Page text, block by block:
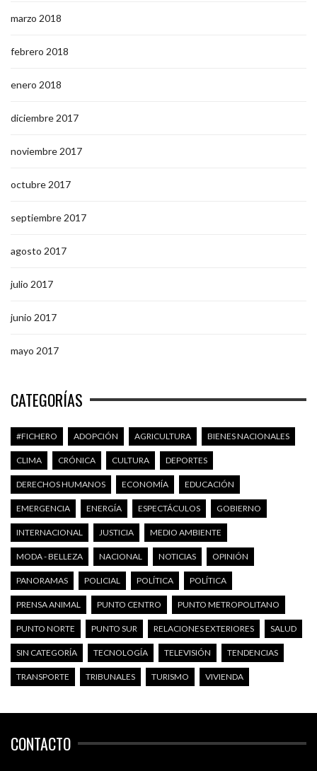
marzo 2018
febrero 2018
enero 2018
diciembre 2017
noviembre 2017
octubre 2017
septiembre 2017
agosto 2017
julio 2017
junio 2017
mayo 2017
CATEGORÍAS
#FICHERO ADOPCIÓN AGRICULTURA BIENES NACIONALES
CLIMA CRÓNICA CULTURA DEPORTES
DERECHOS HUMANOS ECONOMÍA EDUCACIÓN
EMERGENCIA ENERGÍA ESPECTÁCULOS GOBIERNO
INTERNACIONAL JUSTICIA MEDIO AMBIENTE
MODA - BELLEZA NACIONAL NOTICIAS OPINIÓN
PANORAMAS POLICIAL POLÍTICA POLÍTICA
PRENSA ANIMAL PUNTO CENTRO PUNTO METROPOLITANO
PUNTO NORTE PUNTO SUR RELACIONES EXTERIORES SALUD
SIN CATEGORÍA TECNOLOGÍA TELEVISIÓN TENDENCIAS
TRANSPORTE TRIBUNALES TURISMO VIVIENDA
CONTACTO